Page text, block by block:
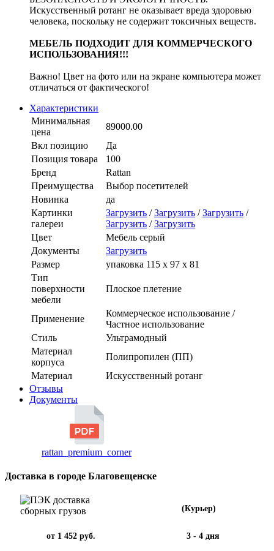
Искусственный ротанг не оказывает вреда здоровью
человека, поскольку не содержит токсичных веществ.
МЕБЕЛЬ ПОДХОДИТ ДЛЯ КОММЕРЧЕСКОГО
ИСПОЛЬЗОВАНИЯ!!!
Важно! Цвет на фото или на экране компьютера может
отличаться от фактического!
Характеристики
Минимальная
цена
89000.00
Вкл позицию
Да
Позиция товара
100
Бренд
Rattan
Преимущества
Выбор посетителей
Новинка
да
Картинки
галереи
Загрузить /Загрузить /Загрузить /
Загрузить /Загрузить
Цвет
Мебель серый
Документы
Загрузить
Размер
упаковка 115 х 97 х 81
Тип
поверхности
мебели
Плоское плетение
Применение
Коммерческое использование /
Частное использование
Стиль
Ультрамодный
Материал
корпуса
Полипропилен (ПП)
Материал
Искусственный ротанг
Отзывы
Документы
rattan_premium_corner
Доставка в городе Благовещенске
(Курьер)
от 1 452 руб. 3 - 4 дня